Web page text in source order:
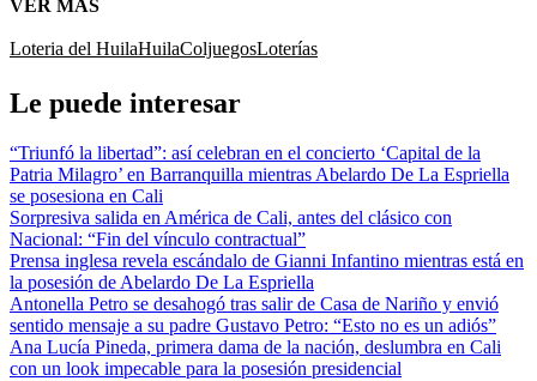
VER MÁS
Loteria del HuilaHuilaColjuegosLoterías
Le puede interesar
“Triunfó la libertad”: así celebran en el concierto ‘Capital de la
Patria Milagro’ en Barranquilla mientras Abelardo De La Espriella
se posesiona en Cali
Sorpresiva salida en América de Cali, antes del clásico con
Nacional: “Fin del vínculo contractual”
Prensa inglesa revela escándalo de Gianni Infantino mientras está en
la posesión de Abelardo De La Espriella
Antonella Petro se desahogó tras salir de Casa de Nariño y envió
sentido mensaje a su padre Gustavo Petro: “Esto no es un adiós”
Ana Lucía Pineda, primera dama de la nación, deslumbra en Cali
con un look impecable para la posesión presidencial